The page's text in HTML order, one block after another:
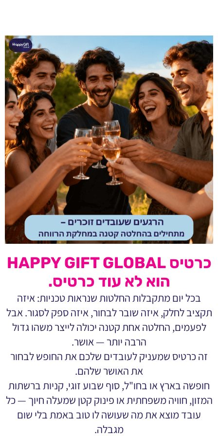
בכל יום מתקבלות החלטות שנראות טכניות: איזה
תקציב לחלק, איזה שובר לבחור, איזה ספק לסגור. אבל
לפעמים, החלטה אחת קטנה יכולה לייצר משהו גדול
הרבה יותר — אושר.
כרטיס HAPPY GIFT GLOBAL
הוא לא עוד כרטיס.
זה כרטיס שמעניק לעובדים שלכם את החופש לבחור
את האושר שלהם.
חופשה בארץ או בחו"ל, סוף שבוע זוגי, קניות ברשתות
המזון, חוויה משפחתית או פינוק קטן שמעלה חיוך — כל
עובד מוצא את מה שעושה לו טוב באמת בלי שום
מגבלה.